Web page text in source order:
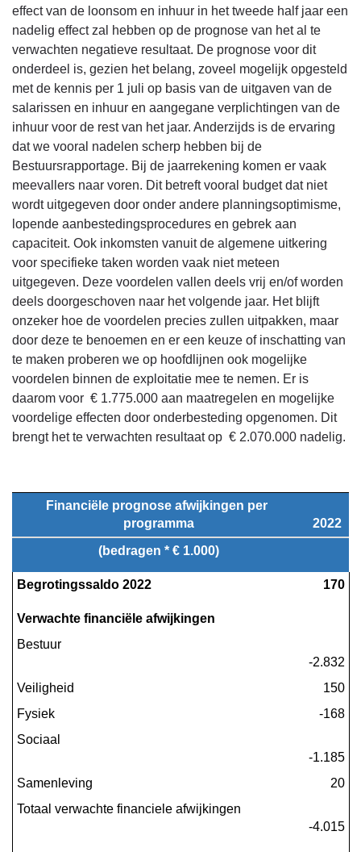
Samenvatting-
effect van de loonsom en inhuur in het tweede half jaar een
nadelig effect zal hebben op de prognose van het al te
verwachten negatieve resultaat. De prognose voor dit
onderdeel is, gezien het belang, zoveel mogelijk opgesteld
met de kennis per 1 juli op basis van de uitgaven van de
salarissen en inhuur en aangegane verplichtingen van de
inhuur voor de rest van het jaar. Anderzijds is de ervaring
dat we vooral nadelen scherp hebben bij de
Bestuursrapportage. Bij de jaarrekening komen er vaak
meevallers naar voren. Dit betreft vooral budget dat niet
wordt uitgegeven door onder andere planningsoptimisme,
lopende aanbestedingsprocedures en gebrek aan
capaciteit. Ook inkomsten vanuit de algemene uitkering
voor specifieke taken worden vaak niet meteen
uitgegeven. Deze voordelen vallen deels vrij en/of worden
deels doorgeschoven naar het volgende jaar. Het blijft
onzeker hoe de voordelen precies zullen uitpakken, maar
door deze te benoemen en er een keuze of inschatting van
te maken proberen we op hoofdlijnen ook mogelijke
voordelen binnen de exploitatie mee te nemen. Er is
daarom voor € 1.775.000 aan maatregelen en mogelijke
voordelige effecten door onderbesteding opgenomen. Dit
brengt het te verwachten resultaat op € 2.070.000 nadelig.
Financiële prognose afwijkingen per
programma
2022
(bedragen * € 1.000)
Begrotingssaldo 2022 170
Verwachte financiële afwijkingen
Bestuur
-2.832
Veiligheid
150
Fysiek
-168
Sociaal
-1.185
Samenleving
20
Totaal verwachte financiele afwijkingen
-4.015